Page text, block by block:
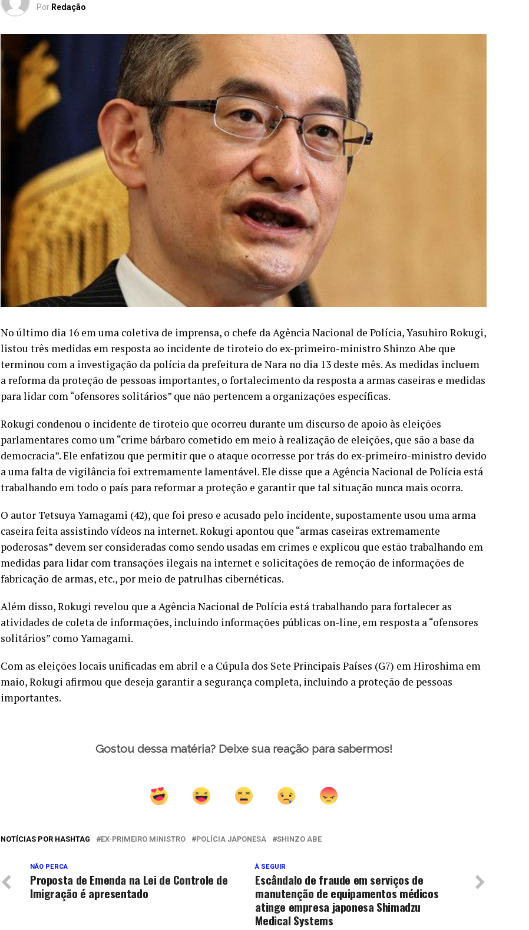
Por Redação
No último dia 16 em uma coletiva de imprensa, o chefe da Agência Nacional de Polícia, Yasuhiro Rokugi,
listou três medidas em resposta ao incidente de tiroteio do ex-primeiro-ministro Shinzo Abe que
terminou com a investigação da polícia da prefeitura de Nara no dia 13 deste mês. As medidas incluem
a reforma da proteção de pessoas importantes, o fortalecimento da resposta a armas caseiras e medidas
para lidar com “ofensores solitários” que não pertencem a organizações específicas.
Rokugi condenou o incidente de tiroteio que ocorreu durante um discurso de apoio às eleições
parlamentares como um “crime bárbaro cometido em meio à realização de eleições, que são a base da
democracia”. Ele enfatizou que permitir que o ataque ocorresse por trás do ex-primeiro-ministro devido
a uma falta de vigilância foi extremamente lamentável. Ele disse que a Agência Nacional de Polícia está
trabalhando em todo o país para reformar a proteção e garantir que tal situação nunca mais ocorra.
O autor Tetsuya Yamagami (42), que foi preso e acusado pelo incidente, supostamente usou uma arma
caseira feita assistindo vídeos na internet. Rokugi apontou que “armas caseiras extremamente
poderosas” devem ser consideradas como sendo usadas em crimes e explicou que estão trabalhando em
medidas para lidar com transações ilegais na internet e solicitações de remoção de informações de
fabricação de armas, etc., por meio de patrulhas cibernéticas.
Além disso, Rokugi revelou que a Agência Nacional de Polícia está trabalhando para fortalecer as
atividades de coleta de informações, incluindo informações públicas on-line, em resposta a “ofensores
solitários” como Yamagami.
Com as eleições locais unificadas em abril e a Cúpula dos Sete Principais Países (G7) em Hiroshima em
maio, Rokugi afirmou que deseja garantir a segurança completa, incluindo a proteção de pessoas
importantes.
Gostou dessa matéria? Deixe sua reação para sabermos!
NOTÍCIAS POR HASHTAG EX-PRIMEIRO MINISTRO POLÍCIA JAPONESA SHINZO ABE
À SEGUIR
Escândalo de fraude em serviços de
manutenção de equipamentos médicos
atinge empresa japonesa Shimadzu
Medical Systems
NÃO PERCA
Proposta de Emenda na Lei de Controle de
Imigração é apresentado